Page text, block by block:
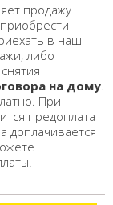
продажу
в наш
либо
на дому
При
предоплата
доплачивается